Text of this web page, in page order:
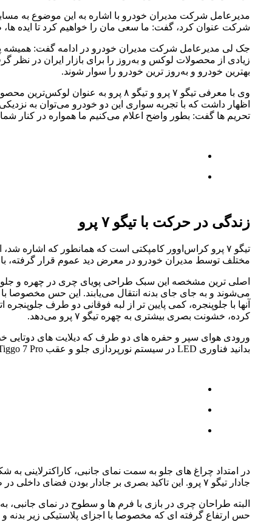
مدیرعامل شرکت مدیران خودرو با اشاره به این موضوع به
شرکت عنوان کرد، گفت: ما سعی مان را خواهیم کرد تا ایده
جک لی مدیرعامل شرکت مدیران خودرو در ادامه گفت: همیشه
بهترین خودرو و به‌روز ترین خودرو را سوار شوند.
وی با معرفی تیگو ۷ پرو و تیگو ۸
اظهار داشت که با تجربه سواری این دو خودرو می‌توان به
تحریم ها گفت: بطور واضح اعلام می‌کنیم ما همواره در کنار شما
زندگی در حرکت با تیگو ۷ پرو
مختلف توسط مدیران خودرو در معرض دید عموم قرار
می‌شوند و به جای جای بدنه انتقال می‌یابند. این حس مخصوصا
آنها با جلوپنجره، کمی پایین تر از لبه فوقانی دو طرف
کرده، خشونت بصری بیشتری به چهره تیگو ۷ پرو می‌دهد.
ورودی هوای سپر و حفره های دو طرف که دیلایت های دوتایی
بدانید فناوری LED در سیستم نورپردازی جلو و عقب Tiggo 7 Pro به کار رفته و در کنار آن، خودرو مجهز به سنسور نور و همچنین نورپردازی خوشامدگویی و بدرقه است.
در امتداد چراغ های جلو به سمت نمای جانبی،
جادار تیگو ۷ پرو. این تاکید بصری بر جادار بودن فضای داخلی در طراحی بدنه را در طرح سقف به ظاهر شناور که به لطف طرح ستون های مخفی B، C و D پدید آمده نیز شاهد هستیم.
البته طراحان چری در بازی با فرم ها و سطوح در نمای جانبی،
حس ارتفاع گرفته ای که مخصوصا با اجزای پلاستیکی زیر بدنه و سوار بر رینگ های ۱۸ اینچ، بیشتر بیننده را مُجاب می‌سازد که با